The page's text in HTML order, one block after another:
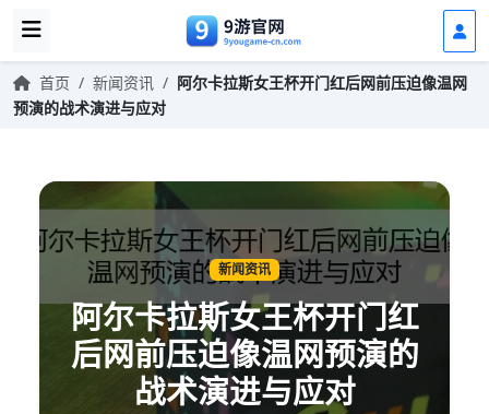
首页 / 新闻资讯 / 阿尔卡拉斯女王杯开门红后网前压迫像温网
预演的战术演进与应对
新闻资讯
阿尔卡拉斯女王杯开门红
后网前压迫像温网预演的
战术演进与应对